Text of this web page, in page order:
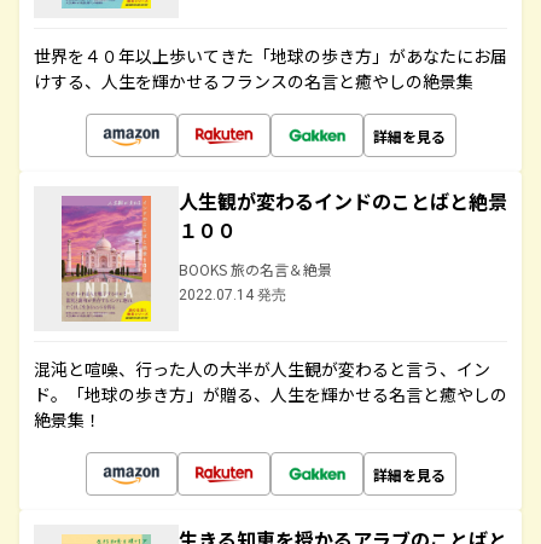
世界を４０年以上歩いてきた「地球の歩き方」があなたにお届
けする、人生を輝かせるフランスの名言と癒やしの絶景集
詳細を見る
人生観が変わるインドのことばと絶景
１００
BOOKS 旅の名言＆絶景
2022.07.14 発売
混沌と喧噪、行った人の大半が人生観が変わると言う、イン
ド。「地球の歩き方」が贈る、人生を輝かせる名言と癒やしの
絶景集！
詳細を見る